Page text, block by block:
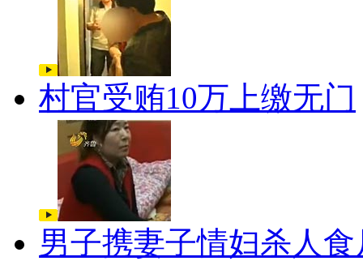
村官受贿10万上缴无门
男子携妻子情妇杀人食